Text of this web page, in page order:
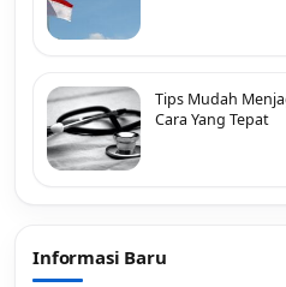
Tips Mudah
Cara Yang Tepat
Informasi Baru